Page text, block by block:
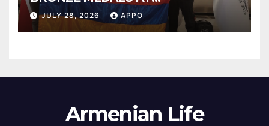
INTERNATIONAL CHEMISTRY
OLYMPIAD
JULY 28, 2026 APPO
Armenian Life